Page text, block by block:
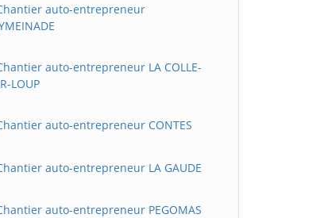
auto-entrepreneur
auto-entrepreneur LA COLLE-
LOUP
auto-entrepreneur CONTES
auto-entrepreneur LA GAUDE
auto-entrepreneur PEGOMAS